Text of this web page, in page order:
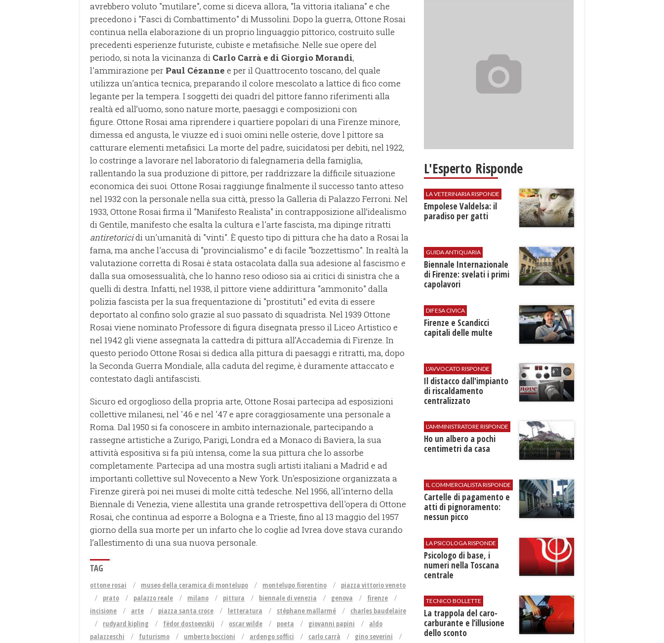
avrebbero voluto "mutilare", come si diceva allora, "la vittoria italiana" e che
precedono i "Fasci di Combattimento" di Mussolini. Dopo la guerra, Ottone Rosai
continua nella elaborazione di un proprio linguaggio pittorico, costruito sulle
precedenti esperienze futuriste, cubiste e metafisiche. Nelle sue opere del
periodo, si nota la vicinanza di Carlo Carrà e di Giorgio Morandi,
l'ammirazione per Paul Cézanne e per il Quattrocento toscano, del quale
utilizza un'antica tecnica, preparando il colore mescolato a lattice di fico come
legante per la tempera. I soggetti dei quadri del pittore fanno riferimenti alla
realtà ed all’uomo, sono nature morte, paesaggi e composizioni con
figure. Ottone Rosai ama riprendere i quartiere popolari di una Firenze minore,
dimessa ed angusta, le viuzze ed i suoi omini nelle osterie, dove l pittore sa
catturare elementi metafisici. La morte del padre, suicidatosi per debiti, nel 1922,
lo costringe a lavorare nel laboratorio di falegnameria della famiglia,
rallentando la sua produzione di pittore, per raddrizzare la difficile situazione
economica dei suoi. Ottone Rosai raggiunge finalmente il successo tanto atteso
nel 1932 con la personale nella sua città, presso la Galleria di Palazzo Ferroni. Nel
1933, Ottone Rosai firma il "Manifesto Realista" in contrapposizione all’idealismo
di Gentile, manifesto che esalta la cultura e l'arte fascista, ma dipinge ritratti
antiretoricidi un'umanità di "vinti". È questo tipo di pittura che ha dato a Rosai la
fama, ma anche l'accusa di "provincialismo" e di facile "bozzettismo". In realtà la
valutazione corretta di Rosai è stata ostacolata dalla sua adesione al fascismo e
dalla sua omosessualità, che lo hanno reso odioso sia ai critici di sinistra che a
quelli di destra. Infatti, nel 1938, il pittore viene addirittura "ammonito" dalla
polizia fascista per la sua frequentazione di "prostituti" ed evita di essere
deportato al confino solo grazie al suo passato di squadrista. Nel 1939 Ottone
Rosai viene nominato Professore di figura disegnata presso il Liceo Artistico e
nel 1942 gli viene assegnata la cattedra di pittura all’Accademia di Firenze. In
questo periodo Ottone Rosai si dedica alla pittura di paesaggi e ritratti, ma, dopo
la Seconda Guerra Mondiale, alla caduta del regime, è duramente attaccato e
contestato dagli antifascisti.
Sicuro ed orgoglioso della propria arte, Ottone Rosai partecipa ad esposizioni
collettive milanesi, nel '46 e nel '47 e apre coraggiosamente una personale a
Roma. Dal 1950 si fa conoscere in ambito internazionale, partecipando a
rassegne artistiche a Zurigo, Parigi, Londra ed a Monaco di Baviera, la sua
attività espositiva si fa più intensa, come la sua pittura che lo assorbe
completamente. Partecipa ad una mostra sugli artisti italiani a Madrid e ad
importanti collettive sul Novecento a New York. Un'esposizione organizzata a
Firenze girerà poi nei musei di molte città tedesche. Nel 1956, all'interno della
Biennale di Venezia, viene allestita una grande retrospettiva dell'opera di Ottone
Rosai, che continua ad esporre a Bologna e a Trieste, fino al 13 maggio del 1957
giorno della sua morte per un infarto che lo coglie ad Ivrea dove stava curando
l’allestimento di una sua nuova personale.
TAG
ottone rosai museo della ceramica di montelupo montelupo fiorentino
piazza vittorio veneto
prato
palazzo reale milano pittura biennale di venezia genova
firenze
incisione
arte piazza santa croce letteratura stéphane mallarmé
charles baudelaire
rudyard kipling
fëdor dostoevskij oscar wilde poeta giovanni papini
aldo
palazzeschi
futurismo umberto boccioni ardengo soffici carlo carrà gino severini
L'Esperto Risponde
LA VETERINARIA RISPONDE
Empolese Valdelsa: il
paradiso per gatti
GUIDA ANTIQUARIA
Biennale Internazionale
di Firenze: svelati i primi
capolavori
DIFESA CIVICA
Firenze e Scandicci
capitali delle multe
L'AVVOCATO RISPONDE
Il distacco dall'impianto
di riscaldamento
centralizzato
L'AMMINISTRATORE RISPONDE
Ho un albero a pochi
centimetri da casa
IL COMMERCIALISTA RISPONDE
Cartelle di pagamento e
atti di pignoramento:
nessun picco
LA PSICOLOGA RISPONDE
Psicologo di base, i
numeri nella Toscana
centrale
TECNICO BOLLETTE
​La trappola del caro-
carburante e l’illusione
dello sconto